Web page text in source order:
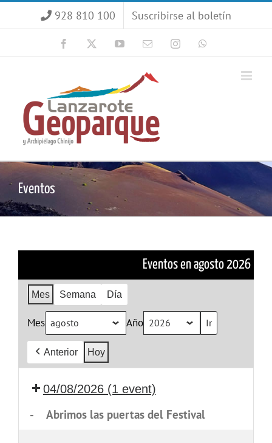
928 810 100 Suscribirse al boletín
Facebook YouTubeCorreoInstagram
Eventos
Eventos en agosto 2026
Mes Semana Día
Mes Año
Anterior Hoy
04/08/2026 (1 event)
- Abrimos las puertas del Festival